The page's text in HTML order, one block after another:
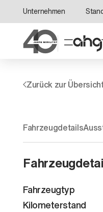
Unternehmen
Zurück zur
Fahrzeugdetails
Fahrzeugtyp
Kilometerstand